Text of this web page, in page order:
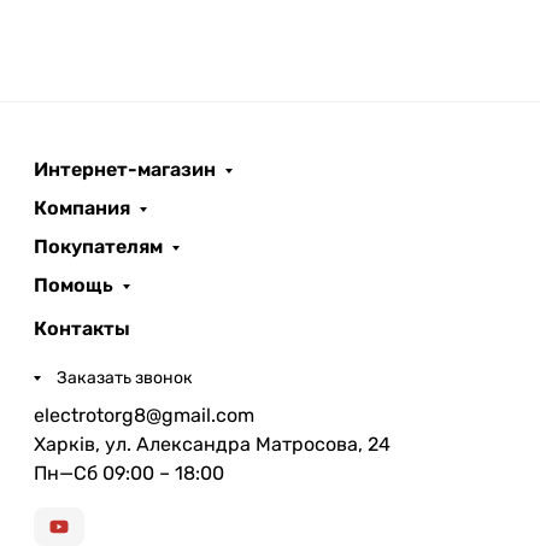
Интернет-магазин
Компания
Покупателям
Помощь
Контакты
Заказать звонок
electrotorg8@gmail.com
Харків, ул. Александра Матросова, 24
Пн—Сб 09:00 – 18:00